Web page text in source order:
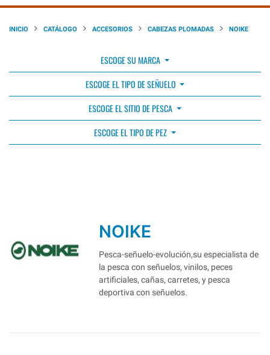
INICIO CATÁLOGO ACCESORIOS CABEZAS PLOMADAS NOIKE
ESCOGE SU MARCA
ESCOGE EL TIPO DE SEÑUELO
ESCOGE EL SITIO DE PESCA
ESCOGE EL TIPO DE PEZ
NOIKE
Pesca-señuelo-evolución,su especialista de
la pesca con señuelos, vinilos, peces
artificiales, cañas, carretes, y pesca
deportiva con señuelos.